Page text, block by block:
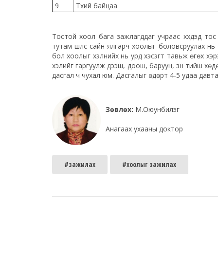
9
Түүхий байцаа
Тостой хоол бага зажлагддаг учраас хүүхдэд
тутам шүлс сайн ялгарч хоолыг боловсруулах
бол хоолыг хэлнийх нь урд хэсэгт тавьж өгөх
хэлийг гаргуулж дээш, доош, баруун, зүүн тийш
дасгал ч чухал юм. Дасгалыг өдөрт 4-5 удаа
Зөвлөх: М.Оюунбилэг
Анагаах ухааны доктор
#зажилах #хоолыг зажилах